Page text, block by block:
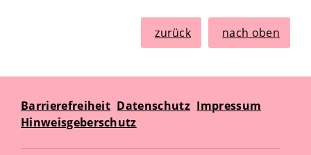
zurück nach oben
Barrierefreiheit Datenschutz Impressum
Hinweisgeberschutz